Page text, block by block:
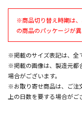
生する場合
商品購入個
※商品切り替え時期は
の商品のパッケージが
※掲載のサイズ表記は、全
※掲載の画像は、製造元都
場合がございます。
※お取り寄せ商品は、ご注
上の日数を要する場合がご